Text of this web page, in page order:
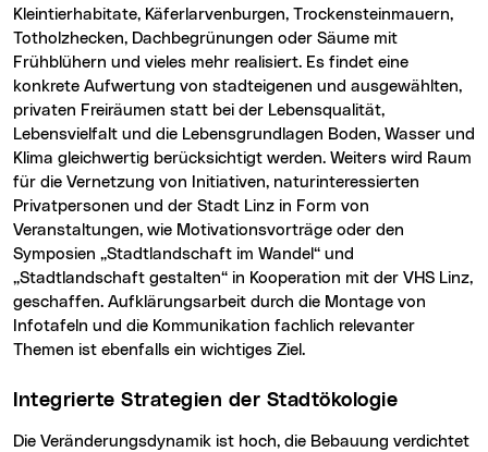
Kleintierhabitate, Käferlarvenburgen, Trockensteinmauern,
Totholzhecken, Dachbegrünungen oder Säume mit
Frühblühern und vieles mehr realisiert. Es findet eine
konkrete Aufwertung von stadteigenen und ausgewählten,
privaten Freiräumen statt bei der Lebensqualität,
Lebensvielfalt und die Lebensgrundlagen Boden, Wasser und
Klima gleichwertig berücksichtigt werden. Weiters wird Raum
für die Vernetzung von Initiativen, naturinteressierten
Privatpersonen und der Stadt Linz in Form von
Veranstaltungen, wie Motivationsvorträge oder den
Symposien „Stadtlandschaft im Wandel“ und
„Stadtlandschaft gestalten“ in Kooperation mit der VHS Linz,
geschaffen. Aufklärungsarbeit durch die Montage von
Infotafeln und die Kommunikation fachlich relevanter
Themen ist ebenfalls ein wichtiges Ziel.
Integrierte Strategien der Stadtökologie
Die Veränderungsdynamik ist hoch, die Bebauung verdichtet